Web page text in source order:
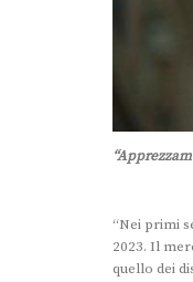
“Nei primi
2023. Il
quello dei